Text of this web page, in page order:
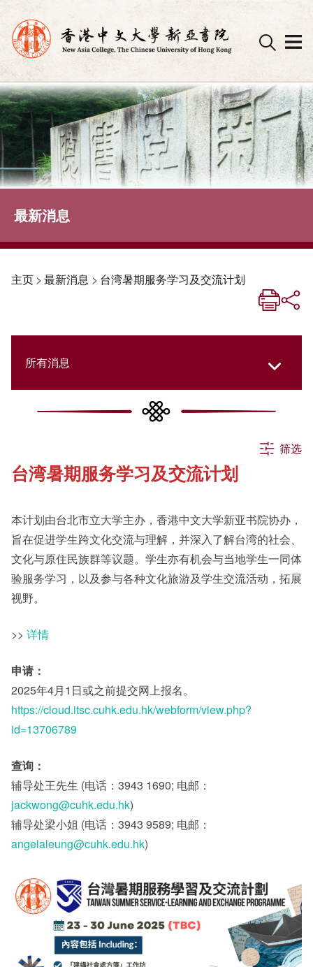
Skip
to
content
最新消息
主页> 最新消息 > 台湾暑期服务学习及交流计划
所有消息
所有消息
活动
申请
公告
其他
筛选
台湾暑期服务学习及交流计划
本计划由台北市立大学主办，香港中文大学新亚书院协办，
旨在促进学生跨文化交流与理解，并深入了解台湾的社会、
文化与原住民族群等议题。学生亦有机会与当地学生一同体
验服务学习，以及参与各种文化旅游及学生交流活动，拓展
视野。
>> 详情
申请：
2025年4月1日或之前提交网上报名。
https://cloud.itsc.cuhk.edu.hk/webform/view.php?
id=13706789
查询：
辅导处王先生 (电话：3943 1690; 电邮：
jackwong@cuhk.edu.hk)
辅导处梁小姐 (电话：3943 9589; 电邮：
angelaleung@cuhk.edu.hk)